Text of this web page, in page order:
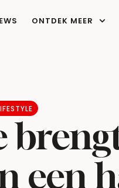
ONTDEK MEER
een